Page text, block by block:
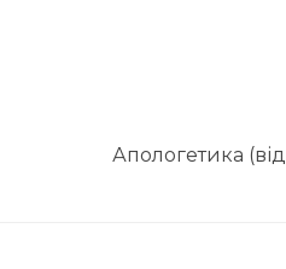
Апологетика